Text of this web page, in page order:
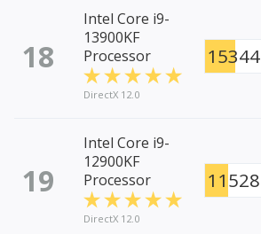
18
Intel Core i9-
13900KF
Processor
DirectX 12.0
15344
19
Intel Core i9-
12900KF
Processor
DirectX 12.0
11528